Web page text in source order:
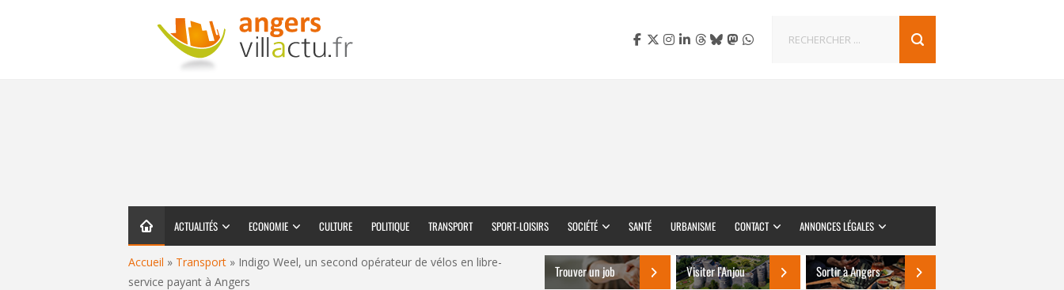
ACTUALITÉS ECONOMIE CULTURE POLITIQUE TRANSPORT SPORT-LOISIRS SOCIÉTÉ SANTÉ URBANISME CONTACT ANNONCES LÉGALES
Accueil » Transport » Indigo Weel, un second opérateur de vélos en libre-
service payant à Angers
Trouver un job Visiter l’Anjou Sortir à Angers